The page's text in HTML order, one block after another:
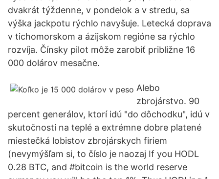
dvakrát týždenne, v pondelok a v stredu, sa
výška jackpotu rýchlo navyšuje. Letecká doprava
v tichomorskom a ázijskom regióne sa rýchlo
rozvíja. Čínsky pilot môže zarobiť približne 16
000 dolárov mesačne.
Alebo
zbrojárstvo. 90
percent generálov, ktorí idú "do dôchodku", idú v
skutočnosti na teplé a extrémne dobre platené
miestečká lobistov zbrojárskych firiem
(nevymýšľam si, to číslo je naozaj If you HODL
0.28 BTC, and #bitcoin is the world reserve